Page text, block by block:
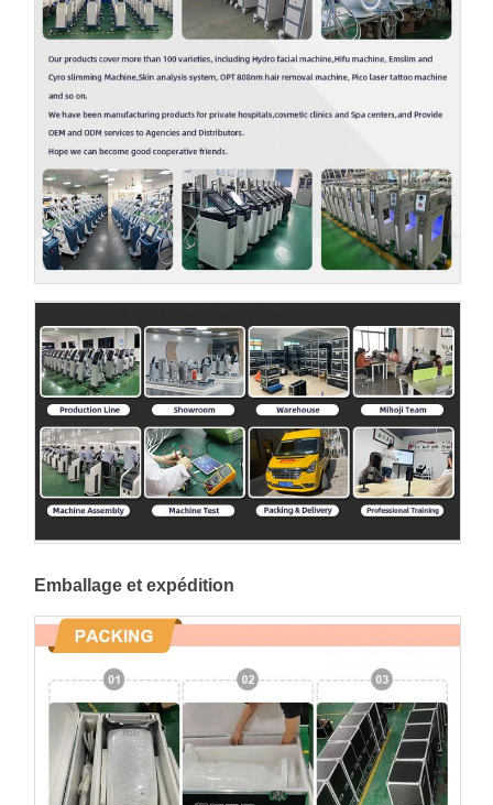
Emballage et expédition